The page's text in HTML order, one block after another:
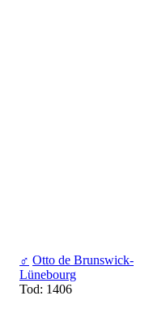
♂ Otto de Brunswick-
Lünebourg
Tod: 1406